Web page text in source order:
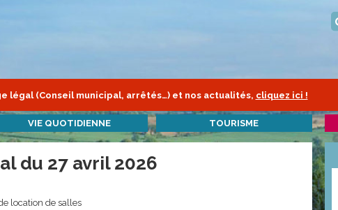
légal (Conseil municipal, arrêtés…) et nos actualités, cliquez ici !
VIE QUOTIDIENNE TOURISME
du 27 avril 2026
location de salles